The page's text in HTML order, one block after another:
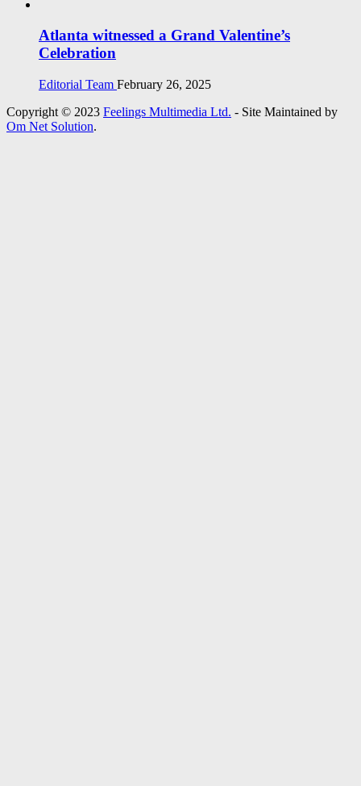
Atlanta witnessed a Grand Valentine’s
Celebration
Editorial Team February 26, 2025
Copyright © 2023 Feelings Multimedia Ltd. - Site Maintained by
Om Net Solution.